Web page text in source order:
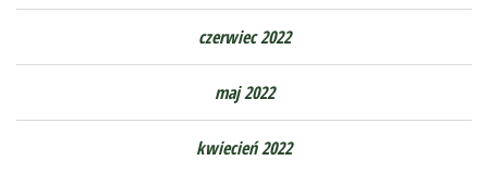
czerwiec 2022
maj 2022
kwiecień 2022